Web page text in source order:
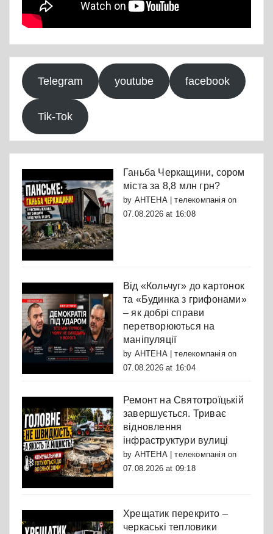
Telegram youtube facebook
Tik-Tok
Ганьба Черкащини, сором
міста за 8,8 млн грн?
by АНТЕНА | телекомпаніяon
07.08.2026 at 16:08
Від «Кольчуг» до картонок
та «Будинка з грифонами»
– як добрі справи
перетворюються на
маніпуляції
by АНТЕНА | телекомпаніяon
07.08.2026 at 16:04
Ремонт на Святотроїцькій
завершується. Триває
відновлення
інфраструктури вулиці
by АНТЕНА | телекомпаніяon
07.08.2026 at 09:18
Хрещатик перекрито –
черкаські тепловики